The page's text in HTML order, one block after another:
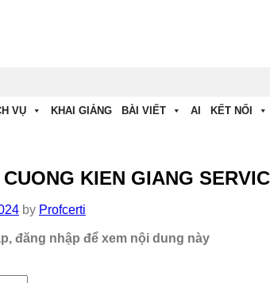
VỤ KHAI GIẢNG BÀI VIẾT AI KẾT NỐI
KIEN GIANG
by Profcerti
đăng nhập để xem nội dung này